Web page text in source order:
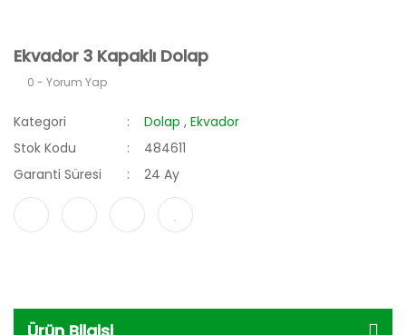
Ekvador 3 Kapaklı Dolap
0 - Yorum Yap
Kategori Dolap ,Ekvador
Stok Kodu
484611
Garanti Süresi
24 Ay